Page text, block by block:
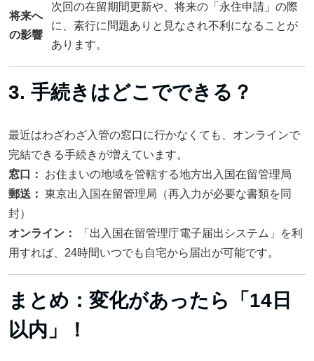
将来へ
の影響
次回の在留期間更新や、将来の「永住申請」の際
に、素行に問題ありと見なされ不利になることが
あります。
3. 手続きはどこでできる？
最近はわざわざ入管の窓口に行かなくても、オンラインで
完結できる手続きが増えています。
窓口：
お住まいの地域を管轄する地方出入国在留管理局
郵送： 東京出入国在留管理局（再入力が必要な書類を同
封）
オンライン：
「出入国在留管理庁電子届出システム」を利
用すれば、24時間いつでも自宅から届出が可能です。
まとめ：変化があったら「14日
以内」！